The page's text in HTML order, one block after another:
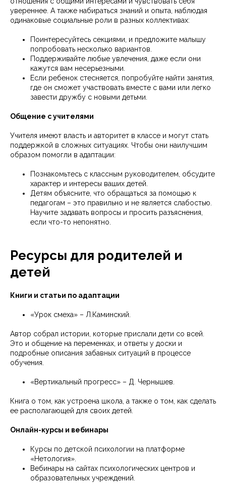
увереннее. А также набираться знаний и опыта, наблюдая
одинаковые социальные роли в разных коллективах:
Поинтересуйтесь секциями, и предложите малышу
попробовать несколько вариантов.
Поддерживайте любые увлечения, даже если они
кажутся вам несерьезными.
Если ребенок стесняется, попробуйте найти занятия,
где он сможет участвовать вместе с вами или легко
завести дружбу с новыми детьми.
Общение с учителями
Учителя имеют власть и авторитет в классе и могут стать
поддержкой в сложных ситуациях. Чтобы они наилучшим
образом помогли в адаптации:
Познакомьтесь с классным руководителем, обсудите
характер и интересы ваших детей.
Детям объясните, что обращаться за помощью к
педагогам – это правильно и не является слабостью.
Научите задавать вопросы и просить разъяснения,
если что-то непонятно.
Ресурсы для родителей и
детей
Книги и статьи по адаптации
«Урок смеха» – Л.Каминский.
Автор собрал истории, которые прислали дети со всей.
Это и общение на переменках, и ответы у доски и
подробные описания забавных ситуаций в процессе
обучения.
«Вертикальный прогресс» – Д. Чернышев.
Книга о том, как устроена школа, а также о том, как сделать
ее располагающей для своих детей.
Онлайн-курсы и вебинары
Курсы по детской психологии на платформе
«Нетология».
Вебинары на сайтах психологических центров и
образовательных учреждений.